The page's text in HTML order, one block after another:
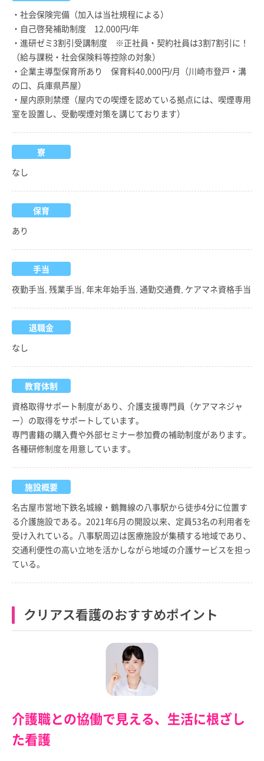
・社会保険完備（加入は当社規程による）
・自己啓発補助制度 12,000円/年
・進研ゼミ3割引受講制度 ※正社員・契約社員は3割7割引に！
（給与課税・社会保険料等控除の対象）
・企業主導型保育所あり 保育料40,000円/月（川崎市登戸・溝
の口、兵庫県芦屋）
・屋内原則禁煙（屋内での喫煙を認めている拠点には、喫煙専用
室を設置し、受動喫煙対策を講じております）
寮
なし
保育
あり
手当
夜勤手当, 残業手当, 年末年始手当, 通勤交通費, ケアマネ資格手当
退職金
なし
教育体制
資格取得サポート制度があり、介護支援専門員（ケアマネジャ
ー）の取得をサポートしています。
専門書籍の購入費や外部セミナー参加費の補助制度があります。
各種研修制度を用意しています。
施設概要
名古屋市営地下鉄名城線・鶴舞線の八事駅から徒歩4分に位置す
る介護施設である。2021年6月の開設以来、定員53名の利用者を
受け入れている。八事駅周辺は医療施設が集積する地域であり、
交通利便性の高い立地を活かしながら地域の介護サービスを担っ
ている。
クリアス看護のおすすめポイント
介護職との協働で見える、生活に根ざし
た看護